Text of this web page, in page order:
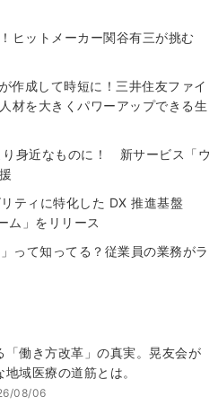
ヒットメーカー関谷有三が挑む
作成して時短に！三井住友ファイ
材を大きくパワーアップできる生
身近なものに！ 新サービス「ウ
ティに特化した DX 推進基盤
ム」をリリース
って知ってる？従業員の業務がラ
「働き方改革」の真実。晃友会が
域医療の道筋とは。
08/06